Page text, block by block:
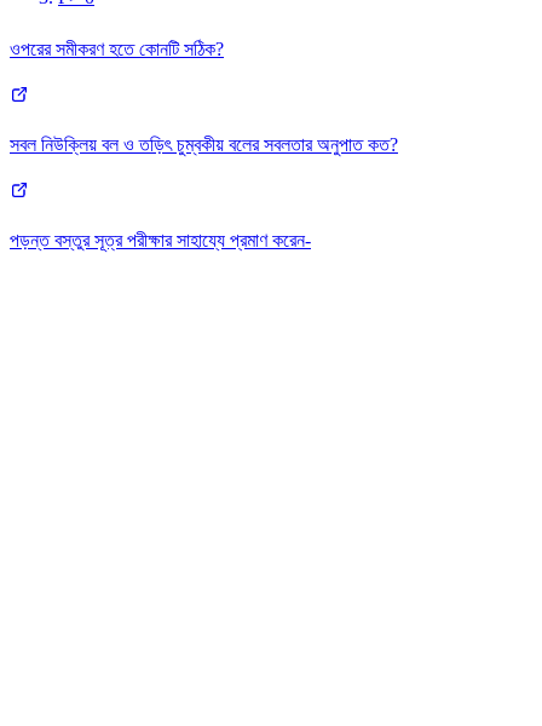
ওপরের সমীকরণ হতে কোনটি সঠিক?
সবল নিউক্লিয় বল ও তড়িৎ চুম্বকীয় বলের সবলতার অনুপাত কত?
পড়ন্ত বস্তুর সূত্র পরীক্ষার সাহায্যে প্রমাণ করেন-